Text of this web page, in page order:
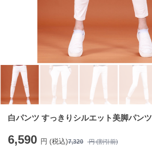
白パンツ すっきりシルエット美脚パンツ
6,590 円 (税込)7,320 円 (割引前)